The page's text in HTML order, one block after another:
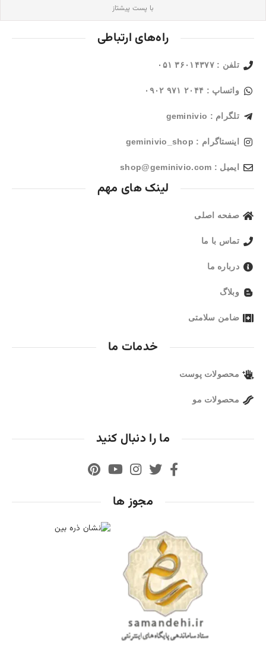
با پست پیشتاز
راه‌های ارتباطی
تلفن : ۳۶۰۱۴۳۷۷ ۰۵۱
واتساپ : ۲۰۴۴ ۹۷۱ ۰۹۰۲
تلگرام : geminivio
اینستاگرام : geminivio_shop
ایمیل : shop@geminivio.com​
لینک های مهم
صفحه اصلی
تماس با ما
درباره ما
وبلاگ
ضامن سلامتی
خدمات ما
محصولات پوست
محصولات مو
ما را دنبال کنید
مجوز ها